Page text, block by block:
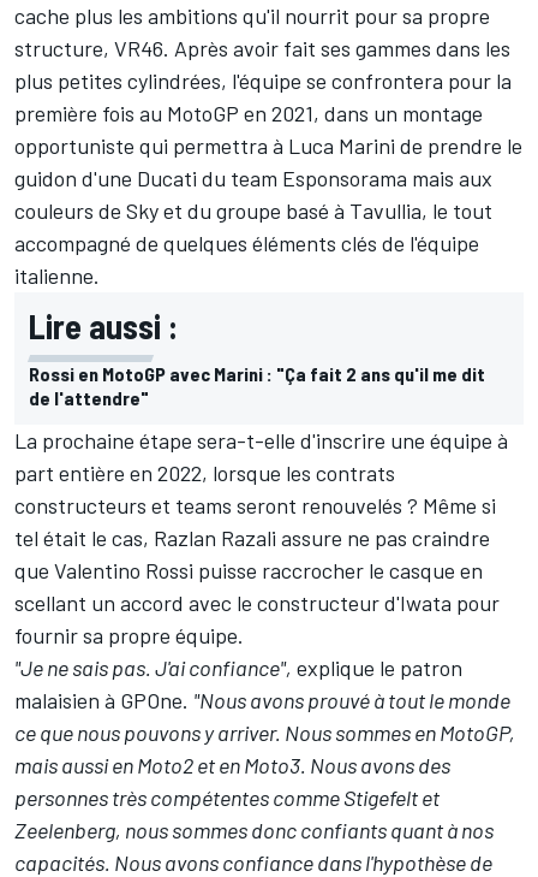
cache plus les ambitions qu'il nourrit pour sa propre
structure, VR46. Après avoir fait ses gammes dans les
plus petites cylindrées, l'équipe se confrontera pour la
première fois au MotoGP en 2021, dans un montage
opportuniste qui permettra à Luca Marini de prendre le
guidon d'une Ducati du team Esponsorama mais aux
couleurs de Sky et du groupe basé à Tavullia, le tout
accompagné de quelques éléments clés de l'équipe
italienne.
Lire aussi :
Rossi en MotoGP avec Marini : "Ça fait 2 ans qu'il me dit
de l'attendre"
La prochaine étape sera-t-elle d'inscrire une équipe à
part entière en 2022, lorsque les contrats
constructeurs et teams seront renouvelés ? Même si
tel était le cas, Razlan Razali assure ne pas craindre
que Valentino Rossi puisse raccrocher le casque en
scellant un accord avec le constructeur d'Iwata pour
fournir sa propre équipe.
"Je ne sais pas. J'ai confiance", explique le patron
malaisien à GPOne. "Nous avons prouvé à tout le monde
ce que nous pouvons y arriver. Nous sommes en MotoGP,
mais aussi en Moto2 et en Moto3. Nous avons des
personnes très compétentes comme Stigefelt et
Zeelenberg, nous sommes donc confiants quant à nos
capacités. Nous avons confiance dans l'hypothèse de